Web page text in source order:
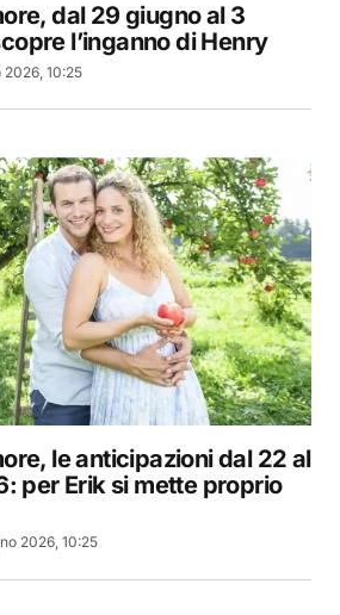
dal 29 giugno al 3
l’inganno di Henry
2026, 10:25
le anticipazioni dal 22 al
per Erik si mette proprio
2026, 10:25